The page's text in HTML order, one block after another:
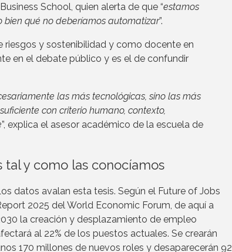
School, quien alerta de que “estamos
qué no deberíamos automatizar”.
y sostenibilidad y como docente en
en el debate público y es el de confundir
las más tecnológicas, sino las más
con criterio humano, contexto,
”, explica el asesor académico de la escuela de
y como las conocíamos
datos avalan esta tesis. Según el Future of Jobs
2025 del World Economic Forum, de aquí a
la creación y desplazamiento de empleo
al 22% de los puestos actuales. Se crearán
170 millones de nuevos roles y desaparecerán 92